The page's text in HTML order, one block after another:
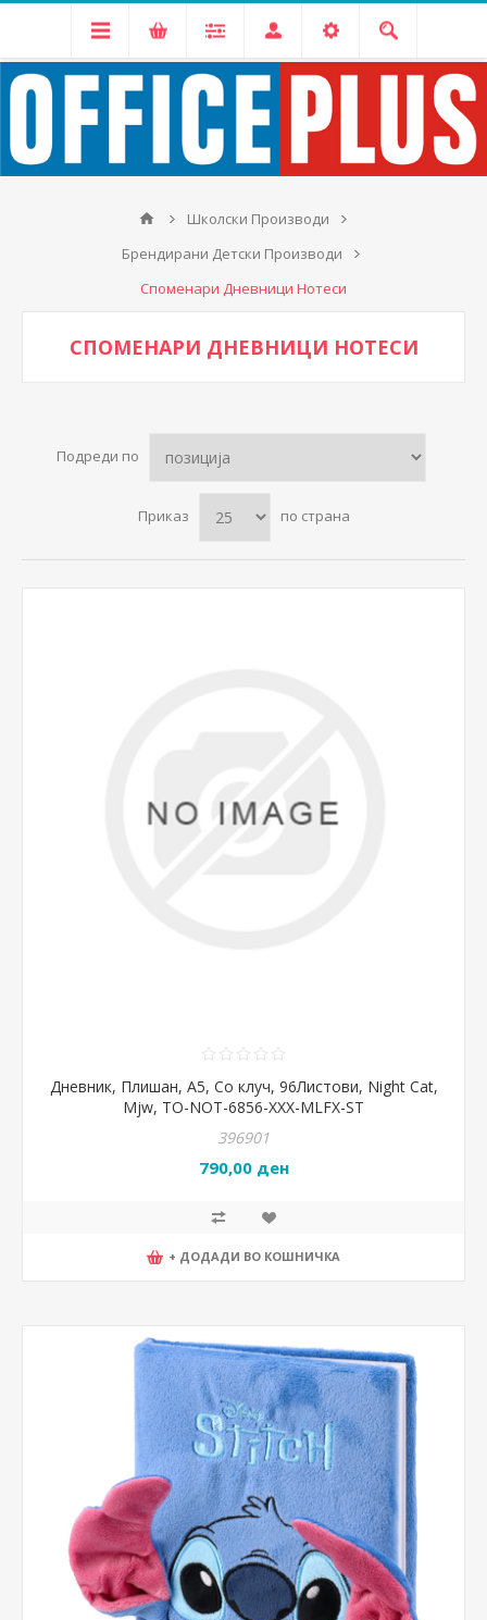
Школски Производи
Брендирани Детски Производи
Споменари Дневници Нотеси
СПОМЕНАРИ ДНЕВНИЦИ НОТЕСИ
Подреди по
Приказ по страна
Дневник, Плишан, А5, Со клуч, 96Листови, Night Cat,
Mjw, TO-NOT-6856-XXX-MLFX-ST
396901
790,00 ден
+ ДОДАДИ ВО КОШНИЧКА